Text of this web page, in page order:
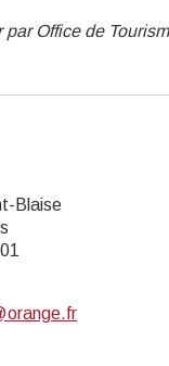
par Office de
Blaise